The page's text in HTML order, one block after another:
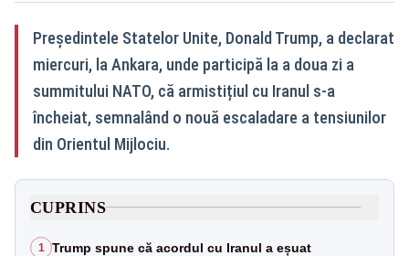
Președintele Statelor Unite, Donald Trump, a declarat
miercuri, la Ankara, unde participă la a doua zi a
summitului NATO, că armistițiul cu Iranul s-a
încheiat, semnalând o nouă escaladare a tensiunilor
din Orientul Mijlociu.
CUPRINS
1 Trump spune că acordul cu Iranul a eșuat